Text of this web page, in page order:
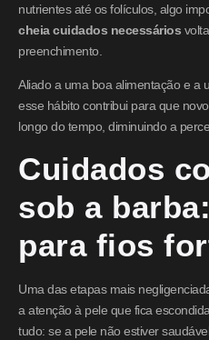
nutrientes até os folículos, algo
cheia cuidados necessários
preenchimento.
Aliado a uma boa alimentação e a
esse hábito contribui para que
longo do tempo, diminuindo a
Cuidados
sob a
para fios
Uma das etapas mais
a atenção à pele que fica
tudo: se a pele não estiver